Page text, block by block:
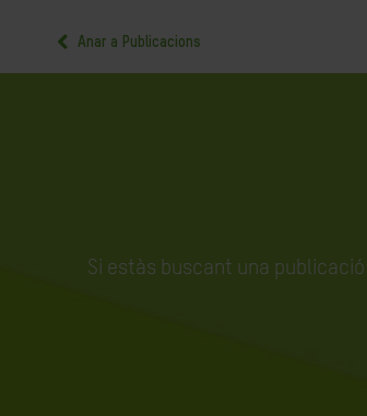
Anar a Publicacions
Si estàs buscant una